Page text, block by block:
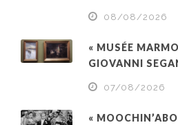
08/08/2026
« MUSÉE
GIOVANNI
07/08/2026
«